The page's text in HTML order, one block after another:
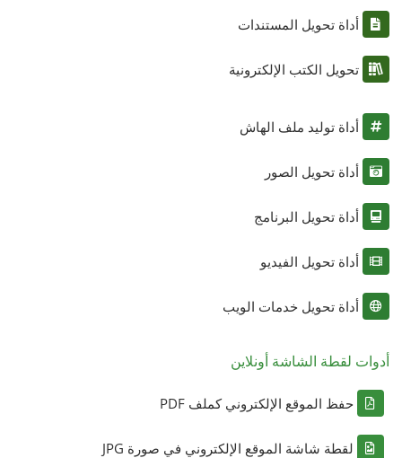
أداة تحويل المستندات
تحويل الكتب الإلكترونية
أداة توليد ملف الهاش
أداة تحويل الصور
أداة تحويل البرنامج
أداة تحويل الفيديو
أداة تحويل خدمات الويب
أدوات لقطة الشاشة أونلاين
حفظ الموقع الإلكتروني كملف PDF
لقطة شاشة الموقع الإلكتروني في صورة JPG